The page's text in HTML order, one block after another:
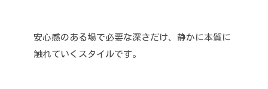
安心感のある場で必要な深さだけ、静かに本質に
触れていくスタイルです。